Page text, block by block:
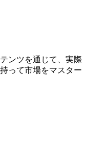
ンツを通じて、実際
って市場をマスター